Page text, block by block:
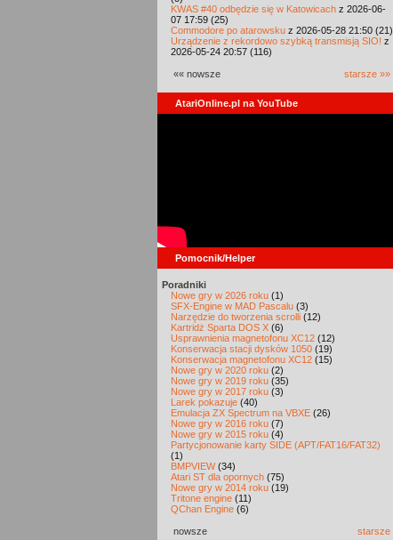
KWAS #40 odbędzie się w Katowicach z 2026-06-
07 17:59 (25)
Commodore po atarowsku z 2026-05-28 21:50 (21)
Urządzenie z rekordowo szybką transmisją SIO! z
2026-05-24 20:57 (116)
«« nowsze starsze »»
AtariOnline.pl na YouTube
Pomocnik/Helper
Poradniki
Nowe gry w 2026 roku (1)
SFX-Engine w MAD Pascalu (3)
Narzędzie do tworzenia scrolli (12)
Kartridż Sparta DOS X (6)
Usprawnienia magnetofonu XC12 (12)
Konserwacja stacji dysków 1050 (19)
Konserwacja magnetofonu XC12 (15)
Nowe gry w 2020 roku (2)
Nowe gry w 2019 roku (35)
Nowe gry w 2017 roku (3)
Larek pokazuje (40)
Emulacja ZX Spectrum na VBXE (26)
Nowe gry w 2016 roku (7)
Nowe gry w 2015 roku (4)
Partycjonowanie karty SIDE (APT/FAT16/FAT32)
(1)
BMPVIEW(34)
Atari ST dla opornych (75)
Nowe gry w 2014 roku (19)
Tritone engine (11)
QChan Engine (6)
nowsze starsze